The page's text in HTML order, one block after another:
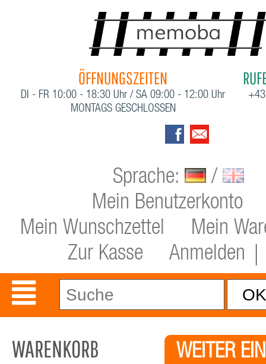
ÖFFNUNGSZEITEN
DI - FR 10:00 - 18:30 Uhr / SA 09:00 - 12:00 Uhr
MONTAGS GESCHLOSSEN
Sprache:
/
Mein Benutzerkonto
Mein Wunschzettel
Mein
Zur Kasse
Anmelden
WEITER
WARENKORB